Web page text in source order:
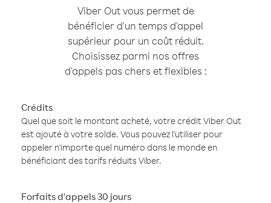
Viber Out vous permet de
bénéficier d'un temps d'appel
supérieur pour un coût réduit.
Choisissez parmi nos offres
d'appels pas chers et flexibles :
Crédits
Quel que soit le montant acheté, votre crédit Viber Out
est ajouté à votre solde. Vous pouvez l'utiliser pour
appeler n'importe quel numéro dans le monde en
bénéficiant des tarifs réduits Viber.
Forfaits d'appels 30 jours